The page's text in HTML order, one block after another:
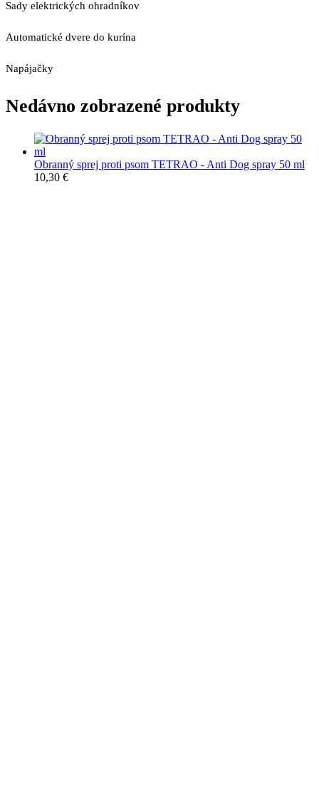
Sady elektrických ohradníkov
Automatické dvere do kurína
Napájačky
Nedávno zobrazené produkty
Obranný sprej proti psom TETRAO - Anti Dog spray 50 ml
10,30 €